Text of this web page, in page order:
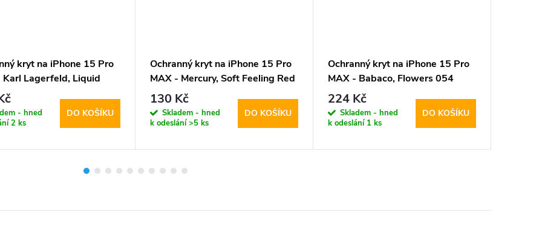
kryt na iPhone 15 Pro
Karl Lagerfeld, Liquid
Head MagSafe
- hned
2 ks
DO KOŠÍKU
Ochranný kryt na iPhone 15 Pro
MAX - Mercury, Soft Feeling Red
130 Kč
Skladem - hned
k odeslání>5 ks
DO KOŠÍKU
Ochranný kryt na iPhone 15 Pro
MAX - Babaco, Flowers 054
224 Kč
Skladem - hned
k odeslání 1 ks
DO KOŠÍKU